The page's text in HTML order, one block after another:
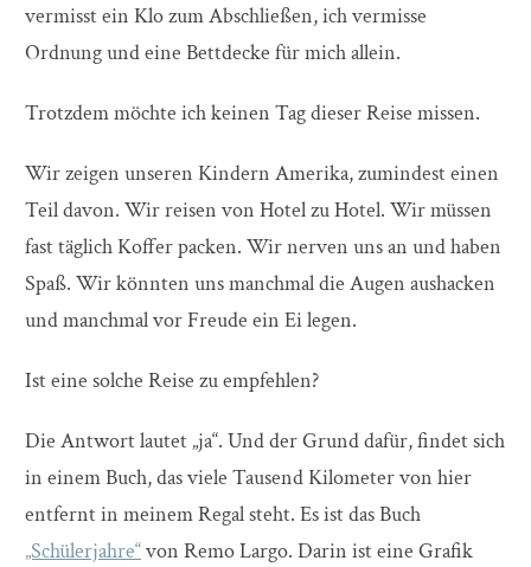
vermisst ein Klo zum Abschließen, ich vermisse
Ordnung und eine Bettdecke für mich allein.
Trotzdem möchte ich keinen Tag dieser Reise missen.
Wir zeigen unseren Kindern Amerika, zumindest einen
Teil davon. Wir reisen von Hotel zu Hotel. Wir müssen
fast täglich Koffer packen. Wir nerven uns an und haben
Spaß. Wir könnten uns manchmal die Augen aushacken
und manchmal vor Freude ein Ei legen.
Ist eine solche Reise zu empfehlen?
Die Antwort lautet „ja“. Und der Grund dafür, findet sich
in einem Buch, das viele Tausend Kilometer von hier
entfernt in meinem Regal steht. Es ist das Buch
„Schülerjahre“von Remo Largo. Darin ist eine Grafik